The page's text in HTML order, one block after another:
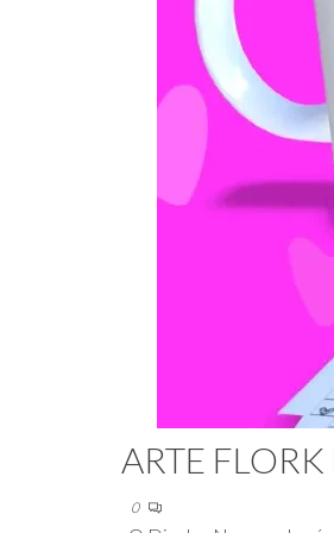
ARTE
0